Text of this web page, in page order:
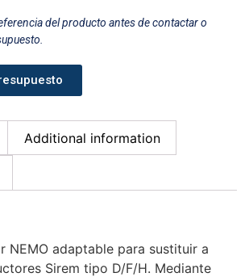
del producto antes de contactar o
Additional information
NEMO adaptable para sustituir a
Sirem tipo D/F/H. Mediante